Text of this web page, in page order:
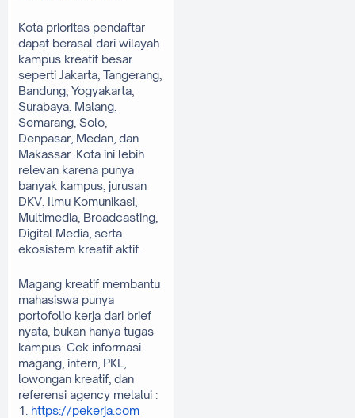
Kota prioritas pendaftar
dapat berasal dari wilayah
kampus kreatif besar
seperti Jakarta, Tangerang,
Bandung, Yogyakarta,
Surabaya, Malang,
Semarang, Solo,
Denpasar, Medan, dan
Makassar. Kota ini lebih
relevan karena punya
banyak kampus, jurusan
DKV, Ilmu Komunikasi,
Multimedia, Broadcasting,
Digital Media, serta
ekosistem kreatif aktif.
Magang kreatif membantu
mahasiswa punya
portofolio kerja dari brief
nyata, bukan hanya tugas
kampus. Cek informasi
magang, intern, PKL,
lowongan kreatif, dan
referensi agency melalui :
1. https://pekerja.com